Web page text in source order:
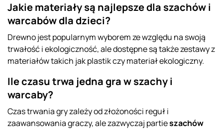
Jakie materiały są najlepsze dla szachów i
warcabów dla dzieci?
Drewno jest popularnym wyborem ze względu na swoją
trwałość i ekologiczność, ale dostępne są także zestawy z
materiałów takich jak plastik czy materiał ekologiczny.
Ile czasu trwa jedna gra w szachy i
warcaby?
Czas trwania gry zależy od złożoności reguł i
zaawansowania graczy, ale zazwyczaj partieszachów